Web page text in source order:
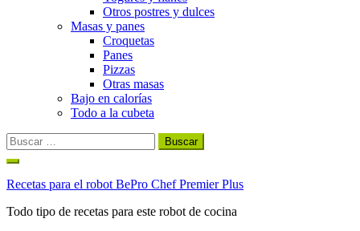
Otros postres y dulces
Masas y panes
Croquetas
Panes
Pizzas
Otras masas
Bajo en calorías
Todo a la cubeta
Buscar:
Ir
contenido
Recetas para el robot BePro Chef Premier Plus
Todo tipo de recetas para este robot de cocina